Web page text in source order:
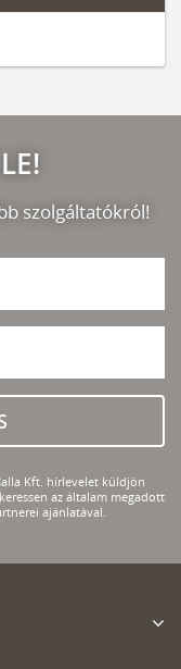
szolgáltatókról!
Kft. hírlevelet küldjön
az általam megadott
ajánlatával.